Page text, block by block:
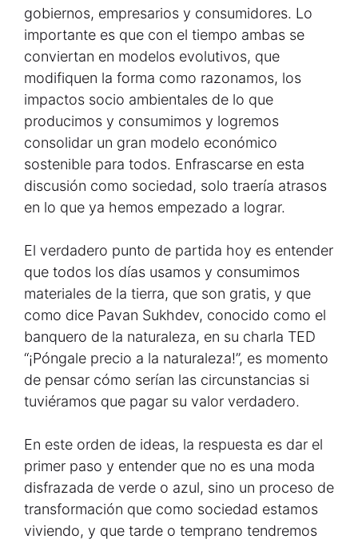
gobiernos, empresarios y consumidores. Lo
importante es que con el tiempo ambas se
conviertan en modelos evolutivos, que
modifiquen la forma como razonamos, los
impactos socio ambientales de lo que
producimos y consumimos y logremos
consolidar un gran modelo económico
sostenible para todos. Enfrascarse en esta
discusión como sociedad, solo traería atrasos
en lo que ya hemos empezado a lograr.
El verdadero punto de partida hoy es entender
que todos los días usamos y consumimos
materiales de la tierra, que son gratis, y que
como dice Pavan Sukhdev, conocido como el
banquero de la naturaleza, en su charla TED
“¡Póngale precio a la naturaleza!”, es momento
de pensar cómo serían las circunstancias si
tuviéramos que pagar su valor verdadero.
En este orden de ideas, la respuesta es dar el
primer paso y entender que no es una moda
disfrazada de verde o azul, sino un proceso de
transformación que como sociedad estamos
viviendo, y que tarde o temprano tendremos